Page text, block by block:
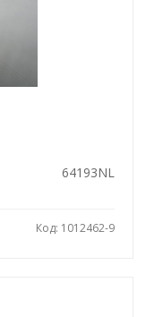
64193NL
Код: 1012462-9